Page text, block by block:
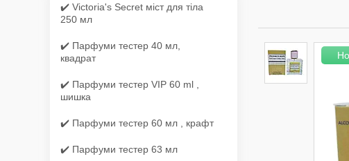
✔️ Victoria's Secret міст для тіла
250 мл
✔️ Парфуми тестер 40 мл,
квадрат
✔️ Парфуми тестер VIP 60 ml ,
шишка
✔️ Парфуми тестер 60 мл , крафт
✔️ Парфуми тестер 63 мл